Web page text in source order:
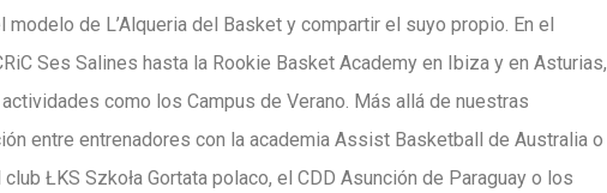
de L’Alqueria del Basket y compartir el suyo propio. En el
Ses Salines hasta la Rookie Basket Academy en Ibiza y en Asturias,
como los Campus de Verano. Más allá de nuestras
entre entrenadores con la academia Assist Basketball de Australia o
ŁKS Szkoła Gortata polaco, el CDD Asunción de Paraguay o los